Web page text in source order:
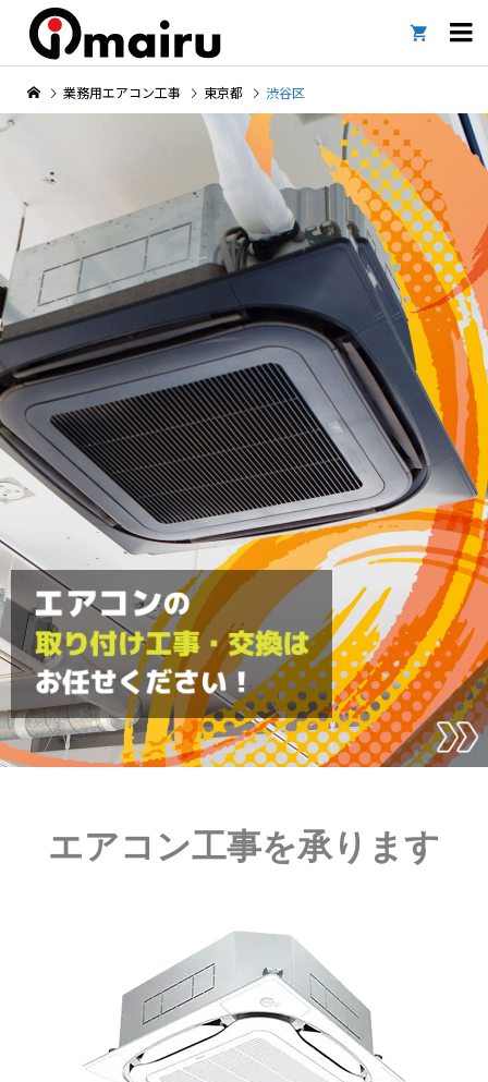

業務用エアコン工事 東京都 渋谷区
エアコン工事を承ります